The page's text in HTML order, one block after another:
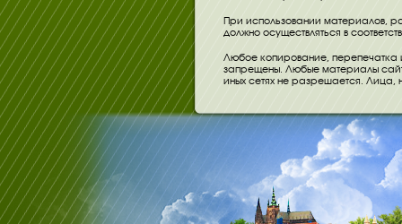
При использовании материалов,
должно осуществляться в
Любое копирование,
запрещены. Любые материалы
иных сетях не разрешается. Лица,